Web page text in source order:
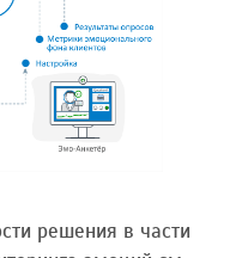
решения в части